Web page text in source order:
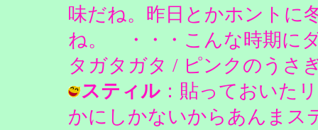
味だね。昨日とかホントに
ね。 ・・・こんな時期に
タガタガタ / ピンクのうさ
スティル：貼っておいた
かにしかないからあんまス